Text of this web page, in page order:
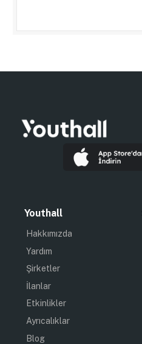
Youthall
Hakkımızda
Yardım
Şirketler
İlanlar
Etkinlikler
Ayrıcalıklar
Blog